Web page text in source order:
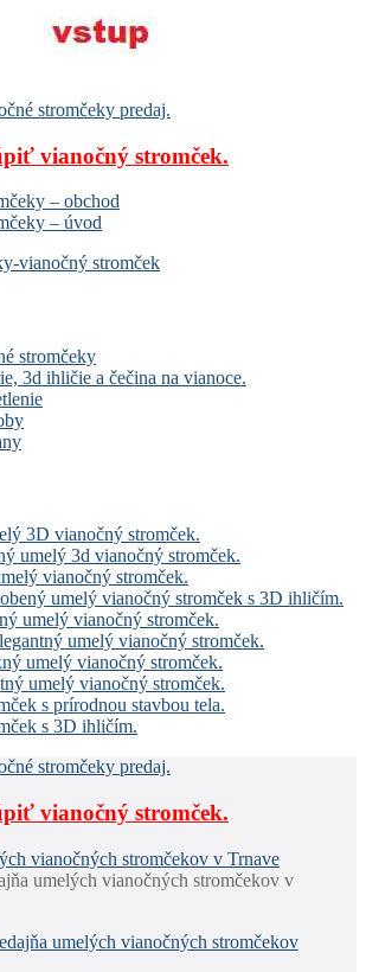
vianočný stromček.
– obchod
– úvod
stromčeky
3d ihličie a čečina na vianoce.
3D vianočný stromček.
umelý 3d vianočný stromček.
vianočný stromček.
umelý vianočný stromček s 3D ihličím.
umelý vianočný stromček.
umelý vianočný stromček.
umelý vianočný stromček.
umelý vianočný stromček.
s prírodnou stavbou tela.
s 3D ihličím.
vianočný stromček.
umelých vianočných stromčekov v